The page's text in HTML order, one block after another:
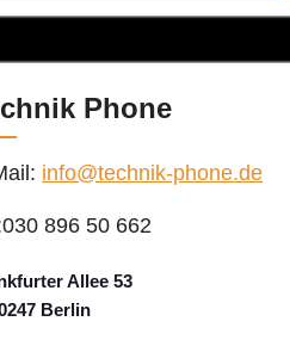
Phone
info@technik-phone.de
896 50 662
Allee 53
Berlin